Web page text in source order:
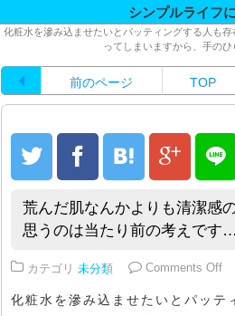
シンプルライフ
化粧水を滲み込ませたいとパッティングする人も
ってしまいますから、手のひ
前のページ TOP
荒んだ肌なんかよりも清潔感
思うのは当たり前の考えです…
カテゴリ 未分類 Comments Off
化粧水を滲み込ませたいとパッテ